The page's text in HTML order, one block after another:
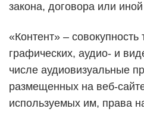
закона, договора или
«Контент» – совокупность
графических, аудио- и
числе аудиовизуальные
размещенных на веб-
используемых им, права